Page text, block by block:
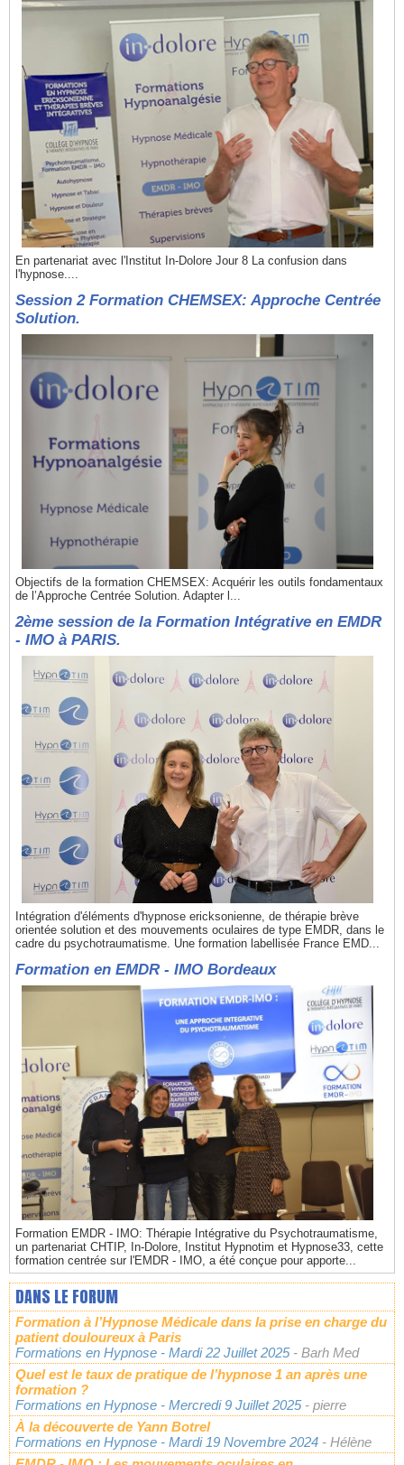
En partenariat avec l'Institut In-Dolore Jour 8 La confusion dans
l'hypnose....
Session 2 Formation CHEMSEX: Approche Centrée
Solution.
Objectifs de la formation CHEMSEX: Acquérir les outils fondamentaux
de l’Approche Centrée Solution. Adapter l...
2ème session de la Formation Intégrative en EMDR
- IMO à PARIS.
Intégration d'éléments d'hypnose ericksonienne, de thérapie brève
orientée solution et des mouvements oculaires de type EMDR, dans le
cadre du psychotraumatisme. Une formation labellisée France EMD...
Formation en EMDR - IMO Bordeaux
Formation EMDR - IMO: Thérapie Intégrative du Psychotraumatisme,
un partenariat CHTIP, In-Dolore, Institut Hypnotim et Hypnose33, cette
formation centrée sur l'EMDR - IMO, a été conçue pour apporte...
DANS LE FORUM
Formation à l’Hypnose Médicale dans la prise en charge du
patient douloureux à Paris
Formations en Hypnose - Mardi 22 Juillet 2025 - Barh Med
Quel est le taux de pratique de l’hypnose 1 an après une
formation ?
Formations en Hypnose - Mercredi 9 Juillet 2025 - pierre
À la découverte de Yann Botrel
Formations en Hypnose - Mardi 19 Novembre 2024 - Hélène